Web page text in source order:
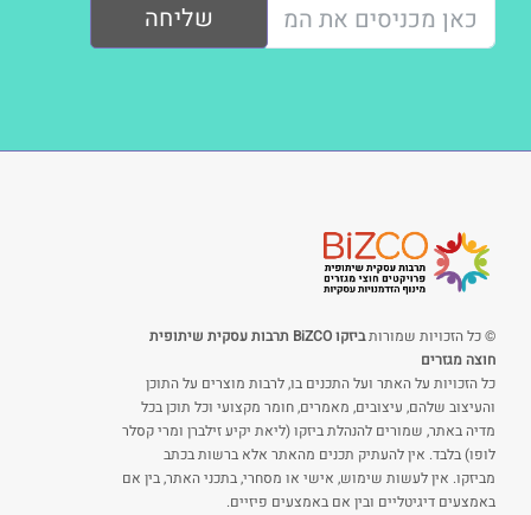
שליחה
© כל הזכויות שמורות
ביזקו BiZCO תרבות עסקית שיתופית
חוצה מגזרים
כל הזכויות על האתר ועל התכנים בו, לרבות מוצרים על התוכן
והעיצוב שלהם, עיצובים, מאמרים, חומר מקצועי וכל תוכן בכל
מדיה באתר, שמורים להנהלת ביזקו (ליאת יקיע זילברן ומרי קסלר
לופו) בלבד. אין להעתיק תכנים מהאתר אלא ברשות בכתב
מביזקו. אין לעשות שימוש, אישי או מסחרי, בתכני האתר, בין אם
באמצעים דיגיטליים ובין אם באמצעים פיזיים.